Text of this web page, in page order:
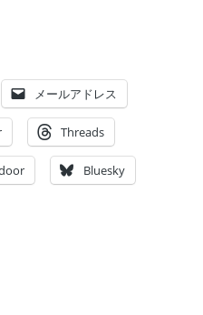
メールアドレス
Threads
Bluesky